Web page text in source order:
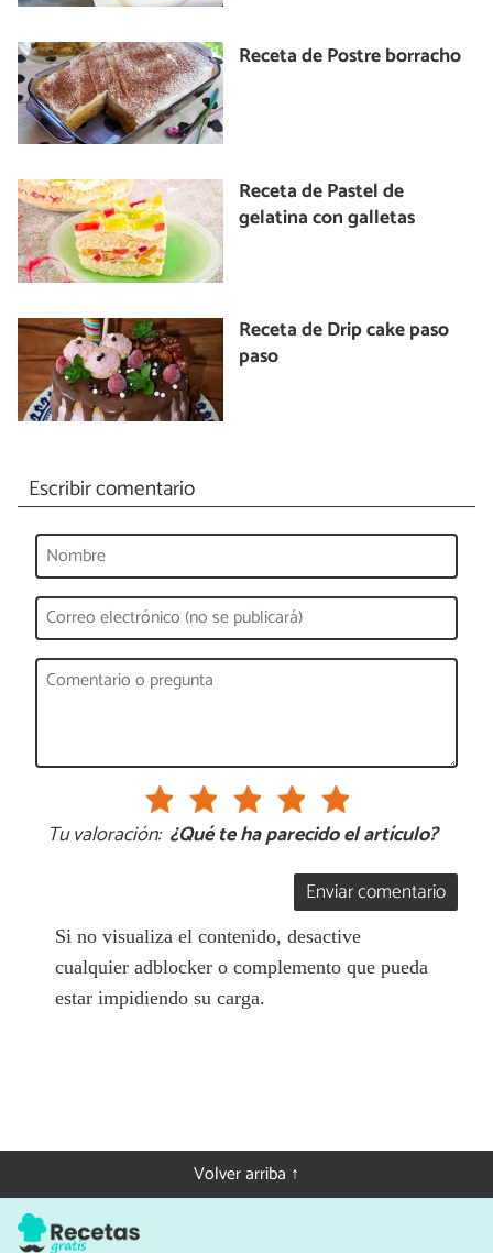
Receta de Postre borracho
Receta de Pastel de
gelatina con galletas
Receta de Drip cake paso
paso
Escribir comentario
Tu valoración: ¿Qué te ha parecido el artículo?
Enviar comentario
Si no visualiza el contenido, desactive
cualquier adblocker o complemento que pueda
estar impidiendo su carga.
Volver arriba ↑